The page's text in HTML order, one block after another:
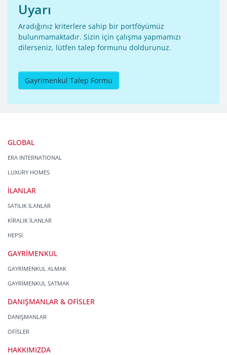
Uyarı
Aradığınız kriterlere sahip bir portföyümüz
bulunmamaktadır. Sizin için çalışma yapmamızı
dilerseniz, lütfen talep formunu doldurunuz.
Gayrimenkul Talep Formu
GLOBAL
ERA INTERNATIONAL
LUXURY HOMES
İLANLAR
SATILIK İLANLAR
KİRALIK İLANLAR
HEPSİ
GAYRİMENKUL
GAYRİMENKUL ALMAK
GAYRİMENKUL SATMAK
DANIŞMANLAR & OFİSLER
DANIŞMANLAR
OFİSLER
HAKKIMIZDA